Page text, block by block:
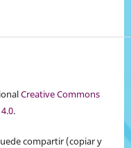
Creative Commons
.
compartir (copiar y